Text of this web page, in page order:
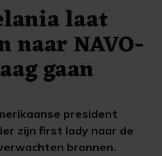
laat
naar NAVO-
gaan
president
zijn first lady naar de
bronnen.